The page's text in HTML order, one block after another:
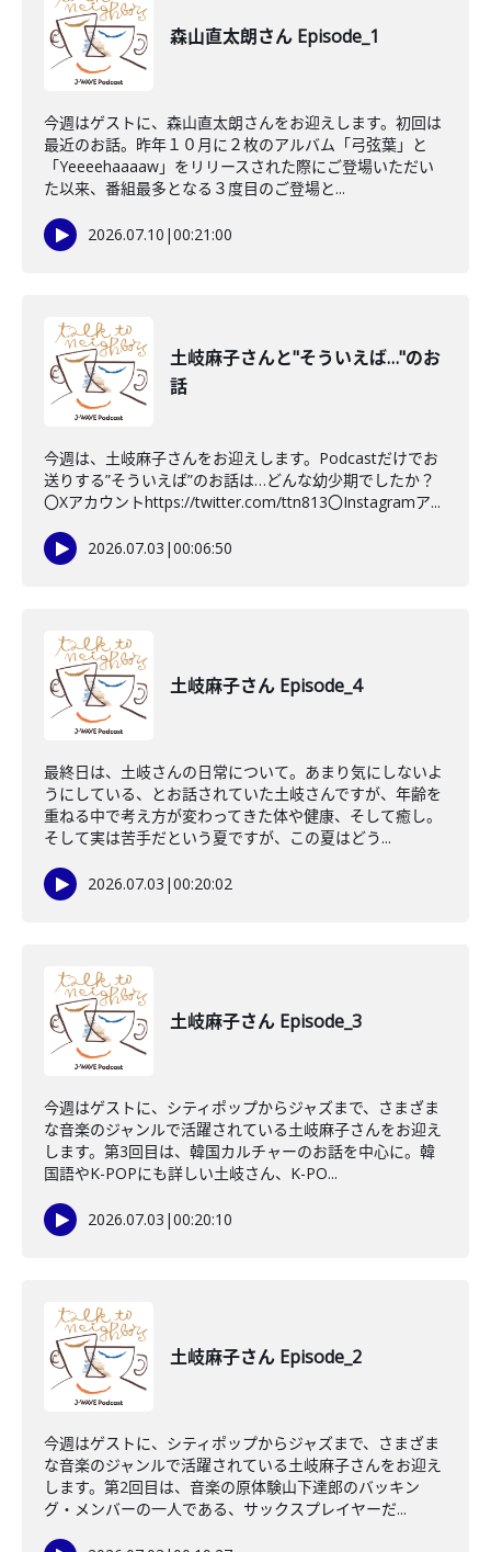
森山直太朗さん Episode_1
今週はゲストに、森山直太朗さんをお迎えします。初回は
最近のお話。昨年１０月に２枚のアルバム「弓弦葉」と
「Yeeeehaaaaw」をリリースされた際にご登場いただい
た以来、番組最多となる３度目のご登場と...
2026.07.10 |00:21:00
土岐麻子さんと"そういえば…"のお
話
今週は、土岐麻子さんをお迎えします。Podcastだけでお
送りする”そういえば”のお話は…どんな幼少期でしたか？
〇Xアカウントhttps://twitter.com/ttn813〇Instagramア...
2026.07.03 |00:06:50
土岐麻子さん Episode_4
最終日は、土岐さんの日常について。あまり気にしないよ
うにしている、とお話されていた土岐さんですが、年齢を
重ねる中で考え方が変わってきた体や健康、そして癒し。
そして実は苦手だという夏ですが、この夏はどう...
2026.07.03 |00:20:02
土岐麻子さん Episode_3
今週はゲストに、シティポップからジャズまで、さまざま
な音楽のジャンルで活躍されている土岐麻子さんをお迎え
します。第3回目は、韓国カルチャーのお話を中心に。韓
国語やK-POPにも詳しい土岐さん、K-PO...
2026.07.03 |00:20:10
土岐麻子さん Episode_2
今週はゲストに、シティポップからジャズまで、さまざま
な音楽のジャンルで活躍されている土岐麻子さんをお迎え
します。第2回目は、音楽の原体験山下達郎のバッキン
グ・メンバーの一人である、サックスプレイヤーだ...